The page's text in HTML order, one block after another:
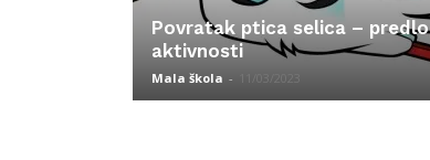
Povratak ptica selica –
aktivnosti
Mala škola -